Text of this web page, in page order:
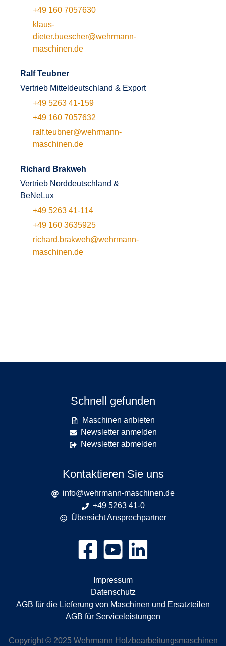
+49 160 7057630
klaus-
dieter.buescher@wehrmann-
maschinen.de
Ralf Teubner
Vertrieb Mitteldeutschland & Export
+49 5263 41-159
+49 160 7057632
ralf.teubner@wehrmann-
maschinen.de
Richard Brakweh
Vertrieb Norddeutschland &
BeNeLux
+49 5263 41-114
+49 160 3635925
richard.brakweh@wehrmann-
maschinen.de
Schnell gefunden
Maschinen anbieten
Newsletter anmelden
Newsletter abmelden
Kontaktieren Sie uns
info@wehrmann-maschinen.de
+49 5263 41-0
Übersicht Ansprechpartner
Impressum
Datenschutz
AGB für die Lieferung von Maschinen und Ersatzteilen
AGB für Serviceleistungen
Copyright © 2025 Wehrmann Holzbearbeitungsmaschinen